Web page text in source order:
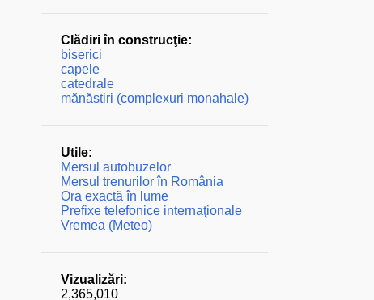
Clădiri în construcţie:
biserici
capele
catedrale
mănăstiri (complexuri monahale)
Utile:
Mersul autobuzelor
Mersul trenurilor în România
Ora exactă în lume
Prefixe telefonice internaţionale
Vremea (Meteo)
Vizualizări:
2,365,010